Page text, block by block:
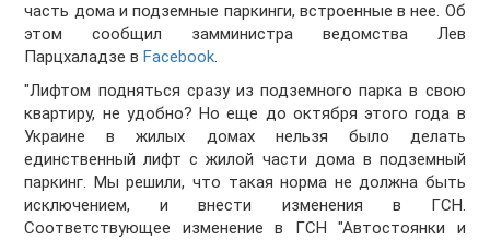
часть дома и подземные паркинги, встроенные в нее. Об
этом сообщил замминистра ведомства Лев
Парцхаладзе вFacebook.
"Лифтом подняться сразу из подземного парка в свою
квартиру, не удобно? Но еще до октября этого года в
Украине в жилых домах нельзя было делать
единственный лифт с жилой части дома в подземный
паркинг. Мы решили, что такая норма не должна быть
исключением, и внести изменения в ГСН.
Соответствующее изменение в ГСН "Автостоянки и